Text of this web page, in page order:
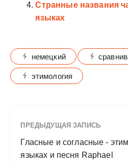
Странные названия
языках
немецкий
этимология
ПРЕДЫДУЩАЯ ЗАПИСЬ
Гласные и согласные -
языках и песня Raphael